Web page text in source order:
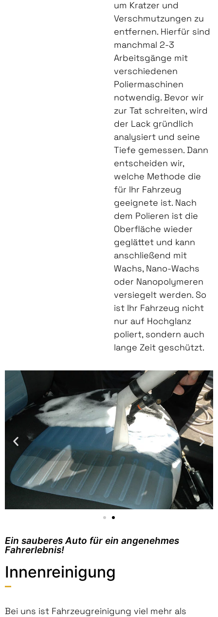
um Kratzer und
Verschmutzungen zu
entfernen. Hierfür sind
manchmal 2-3
Arbeitsgänge mit
verschiedenen
Poliermaschinen
notwendig. Bevor wir
zur Tat schreiten, wird
der Lack gründlich
analysiert und seine
Tiefe gemessen. Dann
entscheiden wir,
welche Methode die
für Ihr Fahrzeug
geeignete ist. Nach
dem Polieren ist die
Oberfläche wieder
geglättet und kann
anschließend mit
Wachs, Nano-Wachs
oder Nanopolymeren
versiegelt werden. So
ist Ihr Fahrzeug nicht
nur auf Hochglanz
poliert, sondern auch
lange Zeit geschützt.
Ein sauberes Auto für ein angenehmes
Fahrerlebnis!
Innenreinigung
Bei uns ist Fahrzeugreinigung viel mehr als